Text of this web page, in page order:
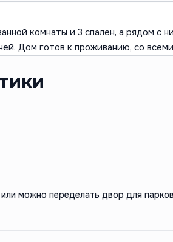
комнаты и 3 спален, а рядом с
Дом готов к проживанию, со
можно переделать двор для